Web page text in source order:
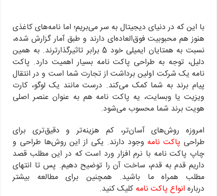
با این که در دنیای دیجیتال به سر می‌بریم؛ اما نامه‌های کاغذی
هنوز هم محبوبیت فوق‌العاده‌ای دارند و طبق آمار گزارش شده،
نسبت به همتایان ایمیلی خود 5 برابر تاثیرگذارترند. به همین
دلیل، توجه به طراحی پاکت نامه بسیار اهمیت دارد. پاکت
نامه یک شرکت اولین برداشت از تجارت شما است و در انتقال
پیام برند به شما کمک می‌کند. درست مانند یک لوگو، کارت
ویزیت یا وبسایت، یه پاکت نامه هم به عنوان عنصر اصلی
هویت برند شما محسوب می‌شود.
امروزه روش‌های آسان‌تر، کم هزینه‌تر و دقیق‌تری برای
طراحی پاکت نامه وجود دارند. یکی از این روش‌ها طراحی و
چاپ پاکت نامه با نرم افزار ورد است که در این مطلب قصد
داریم قدم ‌به ‌قدم، ساخت آن را توضیح دهیم. پس تا انتهای
مطلب همراه ما باشید. همچنین برای مطالعه بیشتر
درباره انواع پاکت نامه کلیک کنید.